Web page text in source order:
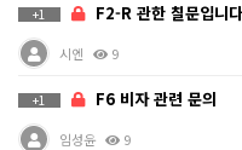
+1 F2-R 관한 칠문입니다
시엔 9
+1 F6 비자 관련 문의
임성윤 9